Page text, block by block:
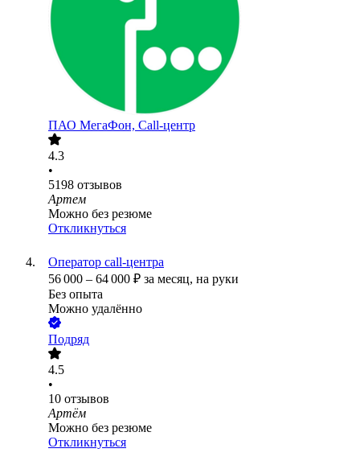
ПАО МегаФон, Call-центр
4.3
•
5198 отзывов
Артем
Можно без резюме
Откликнуться
Оператор call-центра
56 000 – 64 000 ₽ за месяц, на руки
Без опыта
Можно удалённо
Подряд
4.5
•
10 отзывов
Артём
Можно без резюме
Откликнуться